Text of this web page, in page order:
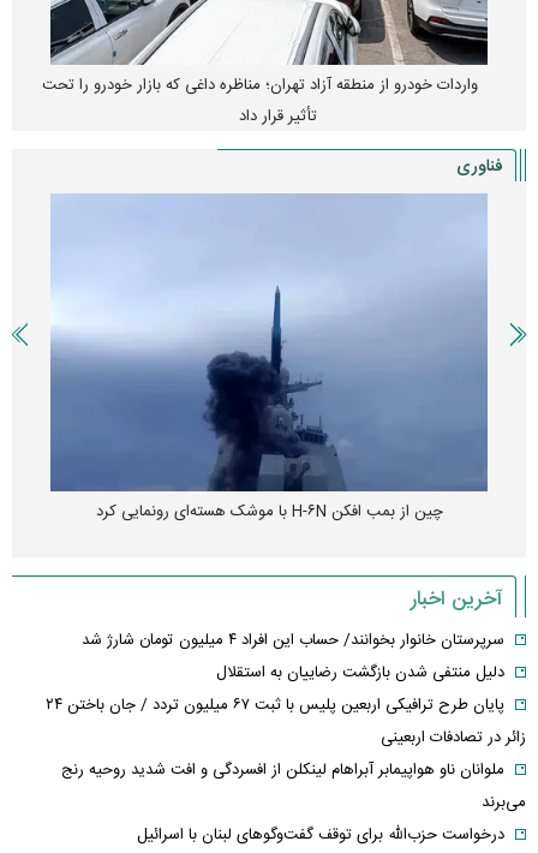
واردات خودرو از منطقه آزاد تهران؛ مناظره داغی که بازار خودرو را تحت
تأثیر قرار داد
فناوری
چین از بمب افکن H-۶N با موشک هسته‌ای رونمایی کرد
آخرین اخبار
سرپرستان خانوار بخوانند/ حساب این افراد ۴ میلیون تومان شارژ شد
دلیل منتفی شدن بازگشت رضاییان به استقلال
پایان طرح ترافیکی اربعین پلیس با ثبت ۶۷ میلیون تردد / جان باختن ۲۴
زائر در تصادفات اربعینی
ملوانان ناو هواپیمابر آبراهام لینکلن از افسردگی و افت شدید روحیه رنج
می‌برند
درخواست حزب‌الله برای توقف گفت‌وگوهای لبنان با اسرائیل